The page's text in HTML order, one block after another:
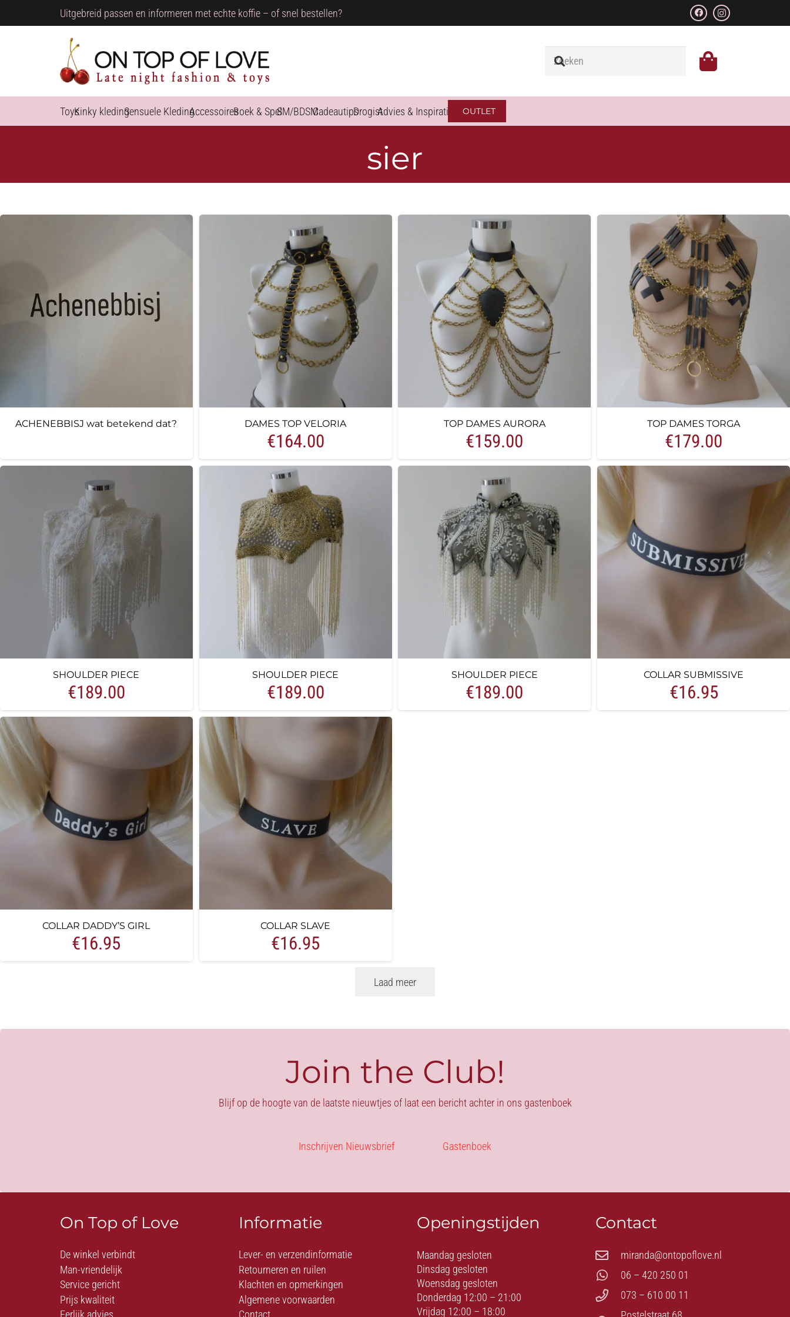
Uitgebreid passen en informeren met echte koffie – of snel bestellen?
ToysKinky kledingSensuele KledingAccessoiresBoek & SpelSM/BDSMCadeautipsDrogistAdvies & Inspiratie OUTLET
sier
ACHENEBBISJ wat betekend dat? DAMES TOP VELORIA
€164.00
TOP DAMES AURORA
€159.00
TOP DAMES TORGA
€179.00
SHOULDER PIECE
€189.00
SHOULDER PIECE
€189.00
SHOULDER PIECE
€189.00
COLLAR SUBMISSIVE
€16.95
COLLAR DADDY’S GIRL
€16.95
COLLAR SLAVE
€16.95
Laad meer
Join the Club!
Blijf op de hoogte van de laatste nieuwtjes of laat een bericht achter in ons gastenboek
Inschrijven Nieuwsbrief Gastenboek
On Top of Love
De winkel verbindt
Man-vriendelijk
Service gericht
Prijs kwaliteit
Informatie
Lever- en verzendinformatie
Retourneren en ruilen
Klachten en opmerkingen
Algemene voorwaarden
Openingstijden
Maandag gesloten
Dinsdag gesloten
Woensdag gesloten
Donderdag 12:00 – 21:00
Vrijdag 12:00 – 18:00
Contact
miranda@ontopoflove.nl
06 – 420 250 01
073 – 610 00 11